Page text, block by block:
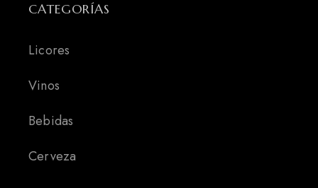
CATEGORÍAS
Licores
Vinos
Bebidas
Cerveza